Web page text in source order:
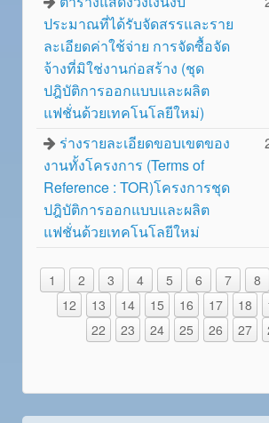
ประมาณที่ได้รับจัดสรรและราย
ละเอียดค่าใช้จ่าย การจัดซื้อจัด
จ้างที่มิใช่งานก่อสร้าง (ชุด
ปฎิบัติการออกแบบและผลิต
แฟชั่นด้วยเทคโนโลยีใหม่)
ร่างรายละเอียดขอบเขตของ
งานทั้งโครงการ (Terms of
Reference : TOR)โครงการชุด
ปฎิบัติการออกแบบและผลิต
แฟชั่นด้วยเทคโนโลยีใหม่
1 2 3 4 5 6 7 8
12
13 14 15 16 17 18
22
23 24 25 26 27